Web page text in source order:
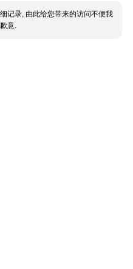
记录, 由此给您带来的访问不便我
意.